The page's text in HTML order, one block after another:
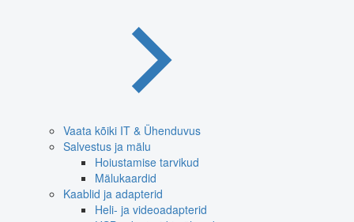
Vaata kõiki IT & Ühenduvus
Salvestus ja mälu
Hoiustamise tarvikud
Mälukaardid
Kaablid ja adapterid
Heli- ja videoadapterid